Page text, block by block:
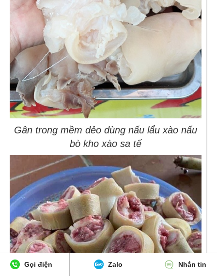
Gân trong mềm dẻo dùng nấu lẩu xào nấu
bò kho xào sa tế
Gọi điện Zalo Nhắn tin